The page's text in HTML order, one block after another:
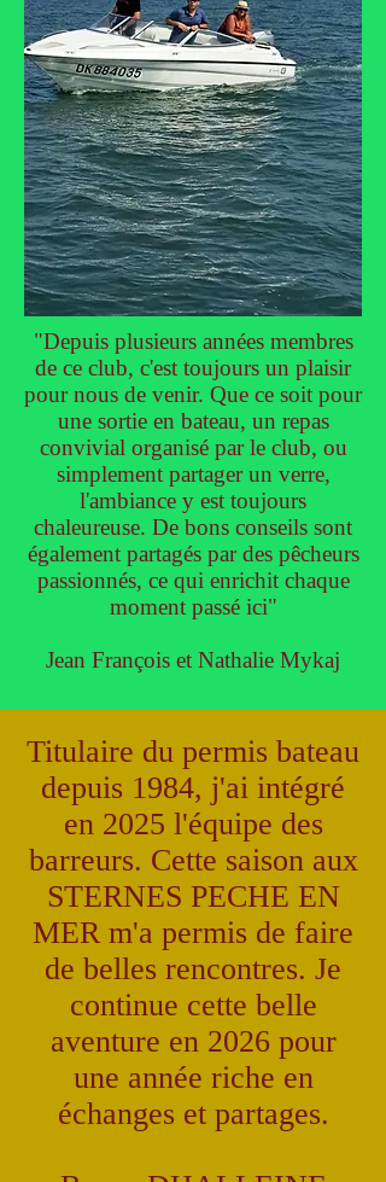
"Depuis plusieurs années membres
de ce club, c'est toujours un plaisir
pour nous de venir. Que ce soit pour
une sortie en bateau, un repas
convivial organisé par le club, ou
simplement partager un verre,
l'ambiance y est toujours
chaleureuse. De bons conseils sont
également partagés par des pêcheurs
passionnés, ce qui enrichit chaque
moment passé ici"
Jean François et Nathalie Mykaj
Titulaire du permis bateau
depuis 1984, j'ai intégré
en 2025 l'équipe des
barreurs. Cette saison aux
STERNES PECHE EN
MER m'a permis de faire
de belles rencontres. Je
continue cette belle
aventure en 2026 pour
une année riche en
échanges et partages.